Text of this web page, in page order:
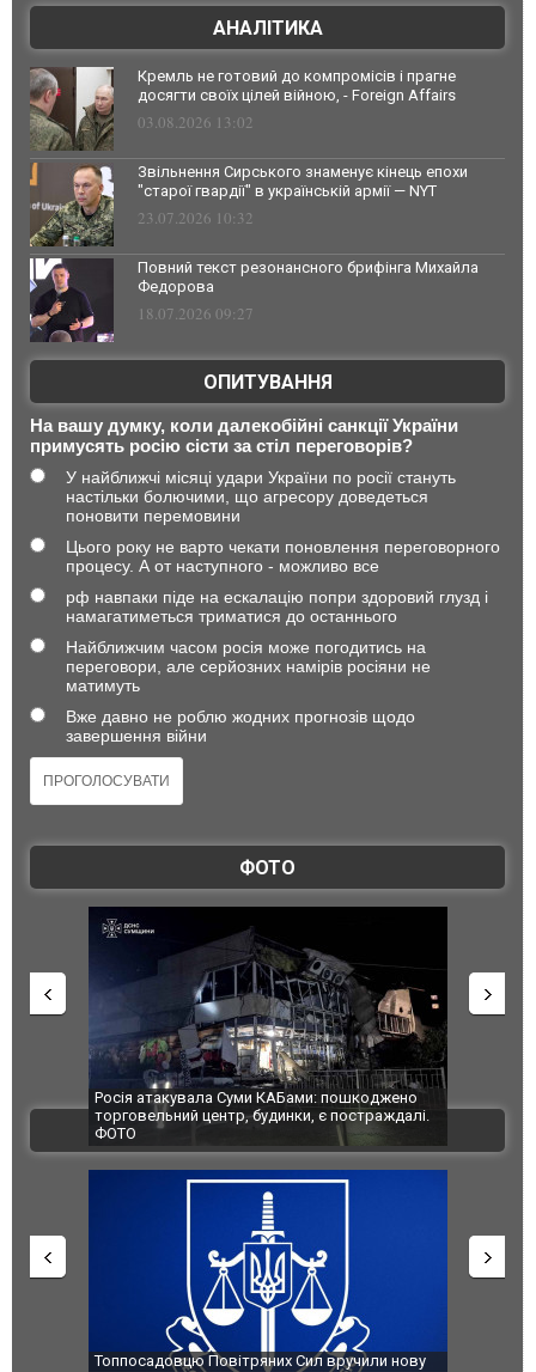
АНАЛІТИКА
Кремль не готовий до компромісів і прагне
досягти своїх цілей війною, - Foreign Affairs
03.08.2026 13:02
Звільнення Сирського знаменує кінець епохи
"старої гвардії" в українській армії — NYT
23.07.2026 10:32
Повний текст резонансного брифінга Михайла
Федорова
18.07.2026 09:27
ОПИТУВАННЯ
На вашу думку, коли далекобійні санкції України
примусять росію сісти за стіл переговорів?
У найближчі місяці удари України по росії стануть
настільки болючими, що агресору доведеться
поновити перемовини
Цього року не варто чекати поновлення переговорного
процесу. А от наступного - можливо все
рф навпаки піде на ескалацію попри здоровий глузд і
намагатиметься триматися до останнього
Найближчим часом росія може погодитись на
переговори, але серйозних намірів росіяни не
матимуть
Вже давно не роблю жодних прогнозів щодо
завершення війни
ФОТО
Українські надзвичайники врятували козуленя
під час ліквідації масштабної лісової пожежі у
Франції
СБУ за
Болгарії
ВІДЕО
Сили оборони уразили Ярославський НПЗ:
Неймар